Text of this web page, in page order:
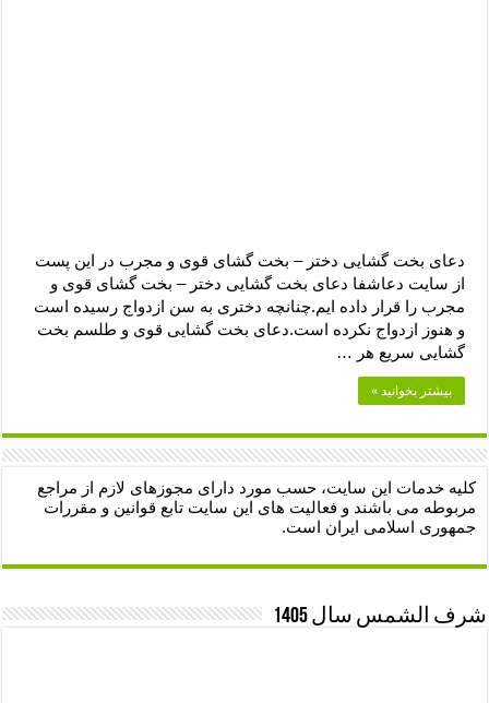
دعای بخت گشایی دختر – بخت گشای قوی و مجرب در این پست
از سایت دعاشفا دعای بخت گشایی دختر – بخت گشای قوی و
مجرب را قرار داده ایم.چنانچه دختری به سن ازدواج رسیده است
و هنوز ازدواج نکرده است.دعای بخت گشایی قوی و طلسم بخت
گشایی سریع هر …
بیشتر بخوانید »
کلیه خدمات این سایت، حسب مورد دارای مجوزهای لازم از مراجع
مربوطه می باشند و فعالیت های این سایت تابع قوانین و مقررات
جمهوری اسلامی ایران است.
شرف الشمس سال 1405